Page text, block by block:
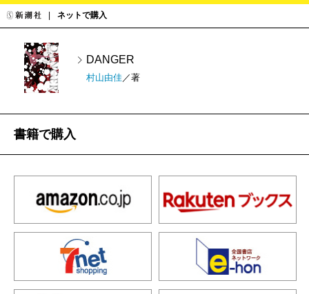
ネットで購入
DANGER
村山由佳 ／著
書籍で購入